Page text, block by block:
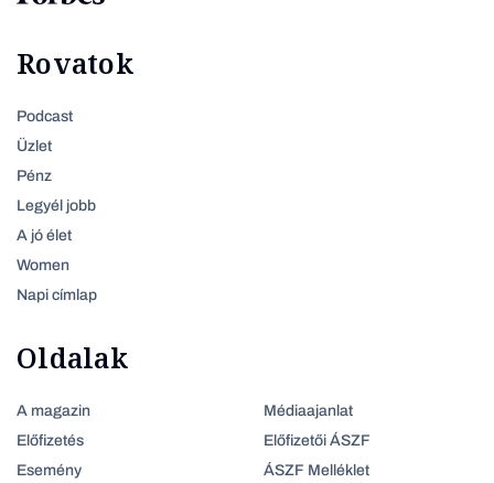
Rovatok
Podcast
Üzlet
Pénz
Legyél jobb
A jó élet
Women
Napi címlap
Oldalak
A magazin
Előfizetés
Esemény
Médiaajanlat
Előfizetői ÁSZF
ÁSZF Melléklet